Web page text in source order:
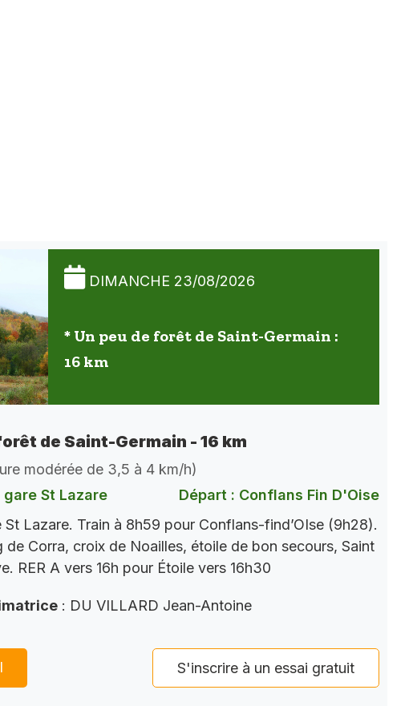
DIMANCHE 23/08/2026
* Un peu de forêt de Saint-Germain :
16 km
de Saint-Germain - 16 km
modérée de 3,5 à 4 km/h)
St Lazare
Départ : Conflans Fin D'Oise
St Lazare. Train à 8h59 pour Conflans-find’OIse (9h28).
de Corra, croix de Noailles, étoile de bon secours, Saint
RER A vers 16h pour Étoile vers 16h30
: DU VILLARD Jean-Antoine
S'inscrire à un essai gratuit